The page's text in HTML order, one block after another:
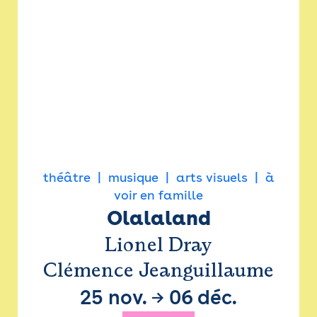
théâtre musique arts visuels
à
voir en famille
Olalaland
Lionel Dray
Clémence Jeanguillaume
25 nov. → 06 déc.